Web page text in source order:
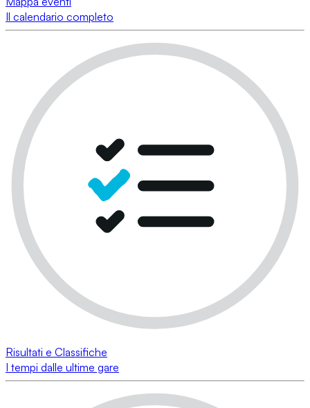
Il calendario completo
Risultati e Classifiche
I tempi dalle ultime gare